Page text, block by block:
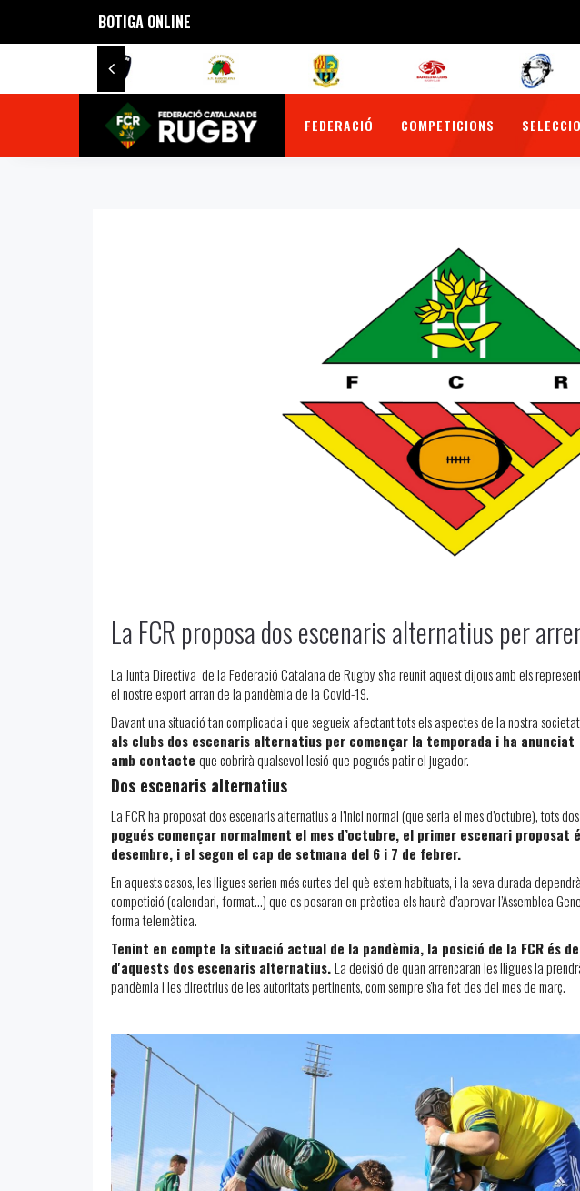
BOTIGA ONLINE
FEDERACIÓ COMPETICIONS
La FCR proposa dos escenaris alternatius per
La Junta Directiva de la Federació Catalana de Rugby s’ha reunit aquest dijous amb els
el nostre esport arran de la pandèmia de la Covid-19.
Davant una situació tan complicada i que segueix afectant tots els aspectes de la nostra
als clubs dos escenaris alternatius per començar la temporada i ha
amb contacte que cobrirà qualsevol lesió que pogués patir el jugador.
Dos escenaris alternatius
La FCR ha proposat dos escenaris alternatius a l’inici normal (que seria el mes d’octubre), tots
pogués començar normalment el mes d’octubre, el primer escenari
desembre, i el segon el cap de setmana del 6 i 7 de febrer.
En aquests casos, les lligues serien més curtes del què estem habituats, i la seva durada
competició (calendari, format…) que es posaran en pràctica els haurà d’aprovar l’Assemblea
forma telemàtica.
Tenint en compte la situació actual de la pandèmia, la posició de la FCR és
d'aquests dos escenaris alternatius.La decisió de quan arrencaran les lligues la
pandèmia i les directrius de les autoritats pertinents, com sempre s'ha fet des del mes de març.